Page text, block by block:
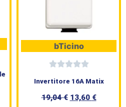
bTicino
Invertitore 16A Matix
19,04€ 13,60 €